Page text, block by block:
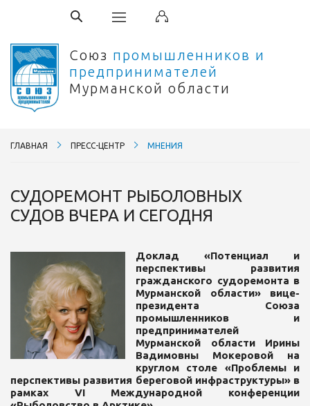
Союз промышленников и
предпринимателей
Мурманской области
ГЛАВНАЯ ПРЕСС-ЦЕНТР МНЕНИЯ
СУДОРЕМОНТ РЫБОЛОВНЫХ
СУДОВ ВЧЕРА И СЕГОДНЯ
Доклад «Потенциал и
перспективы развития
гражданского судоремонта в
Мурманской области» вице-
президента Союза
промышленников и
предпринимателей
Мурманской области Ирины
Вадимовны Мокеровой на
круглом столе «Проблемы и
перспективы развития береговой инфраструктуры» в
рамках VI Международной конференции